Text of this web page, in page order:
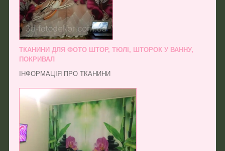
ТКАНИНИ ДЛЯ ФОТО ШТОР, ТЮЛІ, ШТОРОК У ВАННУ,
ПОКРИВАЛ
ІНФОРМАЦІЯ ПРО ТКАНИНИ